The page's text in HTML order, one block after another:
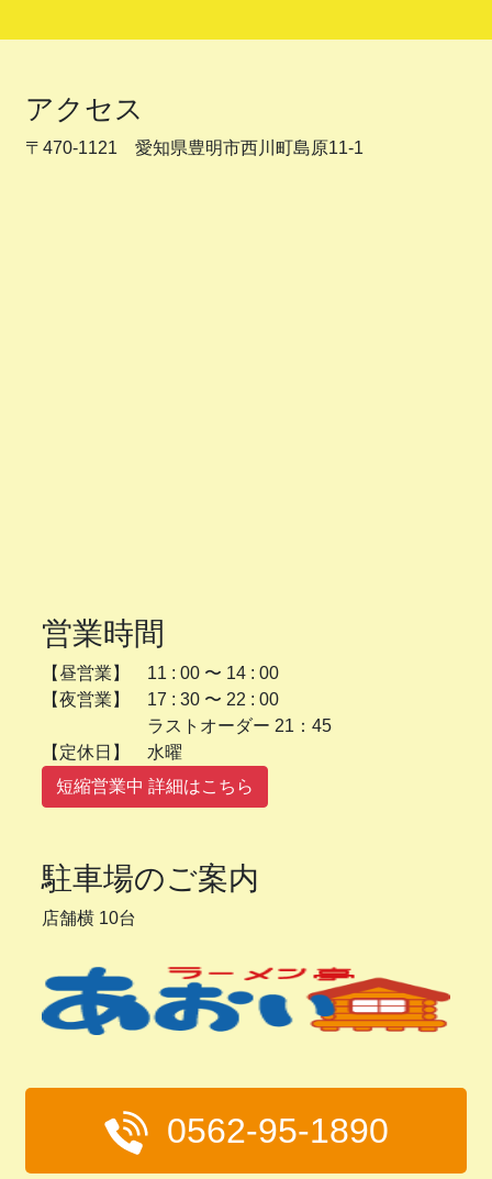
アクセス
〒470-1121 愛知県豊明市西川町島原11-1
営業時間
【昼営業】 11 : 00 〜 14 : 00
【夜営業】 17 : 30 〜 22 : 00
ラストオーダー 21：45
【定休日】 水曜
短縮営業中 詳細はこちら
駐車場のご案内
店舗横 10台
0562-95-1890